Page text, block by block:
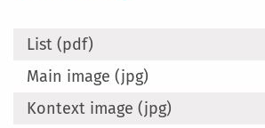
List (pdf)
Main image (jpg)
Kontext image (jpg)